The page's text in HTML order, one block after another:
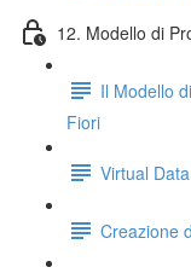
12. Modello di
Il Modello
Fiori
Virtual
Creazione